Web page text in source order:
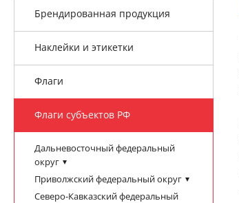
Брендированная продукция
Наклейки и этикетки
Флаги
Флаги субъектов РФ
Дальневосточный федеральный
округ
Приволжский федеральный округ
Северо-Кавказский федеральный